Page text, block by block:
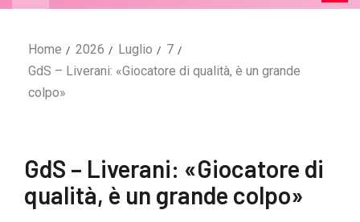
Home 2026 Luglio
7
GdS – Liverani: «Giocatore di qualità, è un grande
colpo»
GdS – Liverani: «Giocatore di
qualità, è un grande colpo»